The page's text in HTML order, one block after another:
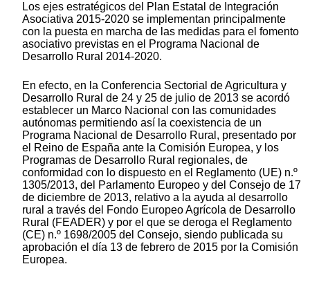
Los ejes estratégicos del Plan Estatal de Integración
Asociativa 2015-2020 se implementan principalmente
con la puesta en marcha de las medidas para el fomento
asociativo previstas en el Programa Nacional de
Desarrollo Rural 2014-2020.
En efecto, en la Conferencia Sectorial de Agricultura y
Desarrollo Rural de 24 y 25 de julio de 2013 se acordó
establecer un Marco Nacional con las comunidades
autónomas permitiendo así la coexistencia de un
Programa Nacional de Desarrollo Rural, presentado por
el Reino de España ante la Comisión Europea, y los
Programas de Desarrollo Rural regionales, de
conformidad con lo dispuesto en el Reglamento (UE) n.º
1305/2013, del Parlamento Europeo y del Consejo de 17
de diciembre de 2013, relativo a la ayuda al desarrollo
rural a través del Fondo Europeo Agrícola de Desarrollo
Rural (FEADER) y por el que se deroga el Reglamento
(CE) n.º 1698/2005 del Consejo, siendo publicada su
aprobación el día 13 de febrero de 2015 por la Comisión
Europea.